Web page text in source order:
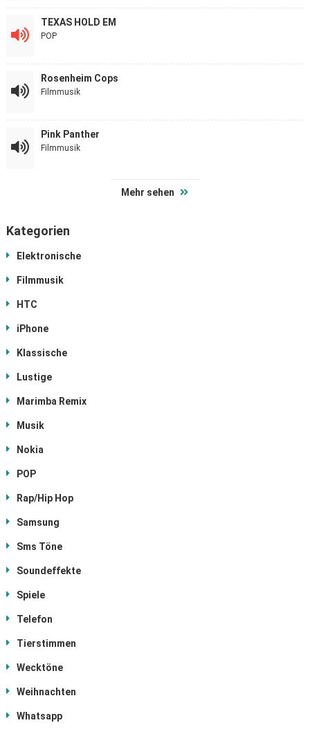
TEXAS HOLD EM
POP
Rosenheim Cops
Filmmusik
Pink Panther
Filmmusik
Mehr sehen
Kategorien
Elektronische
Filmmusik
HTC
iPhone
Klassische
Lustige
Marimba Remix
Musik
Nokia
POP
Rap/Hip Hop
Samsung
Sms Töne
Soundeffekte
Spiele
Telefon
Tierstimmen
Wecktöne
Weihnachten
Whatsapp